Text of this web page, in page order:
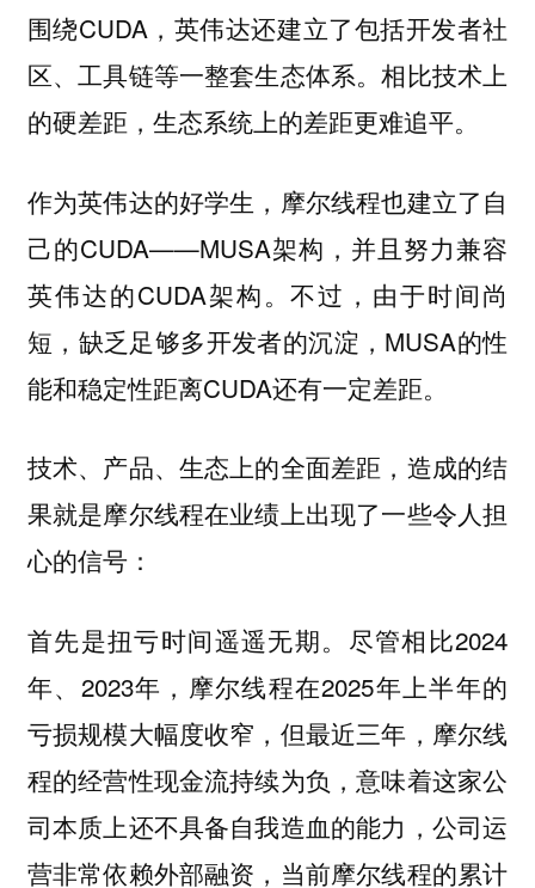
围绕CUDA，英伟达还建立了包括开发者社
区、工具链等一整套生态体系。相比技术上
的硬差距，生态系统上的差距更难追平。
作为英伟达的好学生，摩尔线程也建立了自
己的CUDA——MUSA架构，并且努力兼容
英伟达的CUDA架构。不过，由于时间尚
短，缺乏足够多开发者的沉淀，MUSA的性
能和稳定性距离CUDA还有一定差距。
技术、产品、生态上的全面差距，造成的结
果就是摩尔线程在业绩上出现了一些令人担
心的信号：
首先是扭亏时间遥遥无期。尽管相比2024
年、2023年，摩尔线程在2025年上半年的
亏损规模大幅度收窄，但最近三年，摩尔线
程的经营性现金流持续为负，意味着这家公
司本质上还不具备自我造血的能力，公司运
营非常依赖外部融资，当前摩尔线程的累计